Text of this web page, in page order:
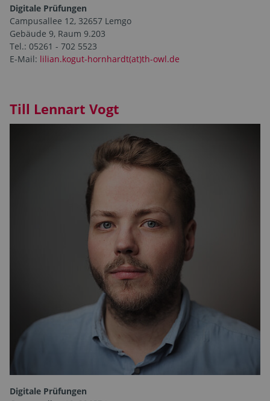
Digitale Prüfungen
Campusallee 12, 32657 Lemgo
Gebäude 9, Raum 9.203
Tel.: 05261 - 702 5523
E-Mail: lilian.kogut-hornhardt(at)th-owl.de
Till Lennart Vogt
Digitale Prüfungen